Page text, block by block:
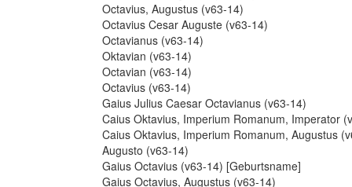
Octavius, Augustus (v63-14)
Octavius Cesar Auguste (v63-14)
Octavianus (v63-14)
Oktavian (v63-14)
Octavian (v63-14)
Octavius (v63-14)
Gaius Julius Caesar Octavianus (v63-14)
Caius Oktavius, Imperium Romanum, Imperator
Caius Oktavius, Imperium Romanum, Augustus
Augusto (v63-14)
Gaius Octavius (v63-14) [Geburtsname]
Gaius Octavius, Augustus (v63-14)